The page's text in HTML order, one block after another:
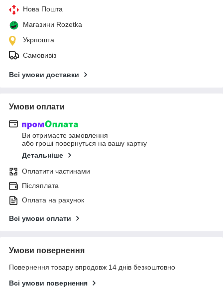
Нова Пошта
Магазини Rozetka
Укрпошта
Самовивіз
Всі умови доставки
Умови оплати
Ви отримаєте замовлення
або гроші повернуться на вашу картку
Детальніше
Оплатити частинами
Післяплата
Оплата на рахунок
Всі умови оплати
Умови повернення
Повернення товару впродовж 14 днів безкоштовно
Всі умови повернення